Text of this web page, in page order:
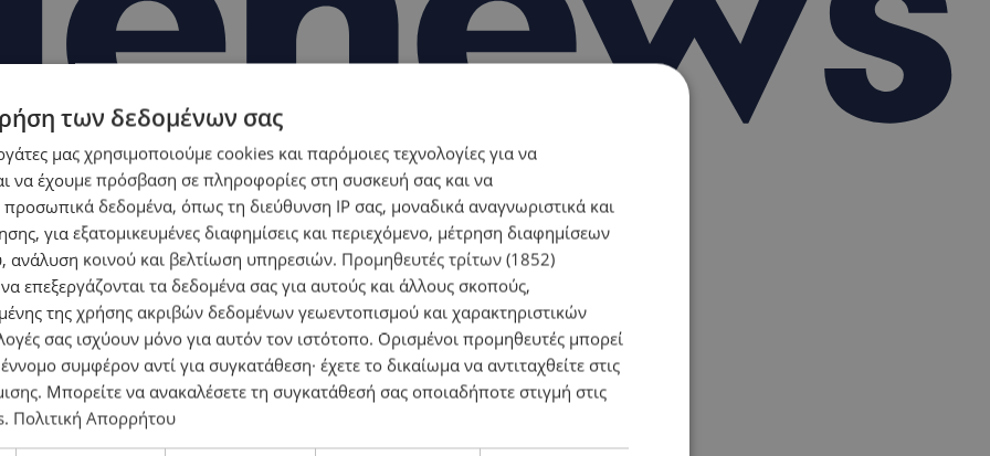
Stores από την Cyprus Trading Corporation
των δεδομένων σας
μας χρησιμοποιούμε cookies και παρόμοιες τεχνολογίες για να
να έχουμε πρόσβαση σε πληροφορίες στη συσκευή σας και να
προσωπικά δεδομένα, όπως τη διεύθυνση IP σας, μοναδικά αναγνωριστικά και
για εξατομικευμένες διαφημίσεις και περιεχόμενο, μέτρηση διαφημίσεων
ανάλυση κοινού και βελτίωση υπηρεσιών. Προμηθευτές τρίτων (1852)
να επεξεργάζονται τα δεδομένα σας για αυτούς και άλλους σκοπούς,
της χρήσης ακριβών δεδομένων γεωεντοπισμού και χαρακτηριστικών
σας ισχύουν μόνο για αυτόν τον ιστότοπο. Ορισμένοι προμηθευτές μπορεί
συμφέρον αντί για συγκατάθεση· έχετε το δικαίωμα να αντιταχθείτε στις
. Μπορείτε να ανακαλέσετε τη συγκατάθεσή σας οποιαδήποτε στιγμή στις
. Πολιτική Απορρήτου